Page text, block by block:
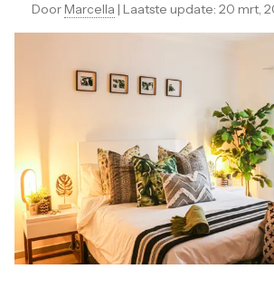
Door Marcella | Laatste update: 20 mrt,